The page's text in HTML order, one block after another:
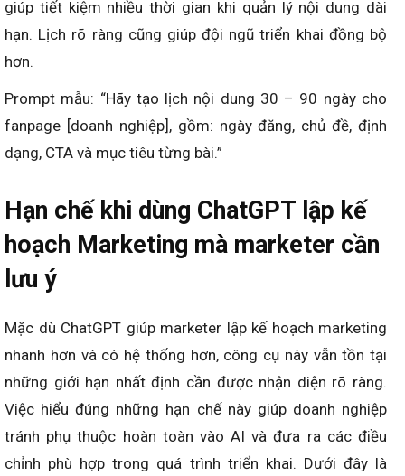
cho doanh nghiệp [ngành] trong 3 tháng, gồm: mục tiêu,
chiến lược, thông điệp, kênh triển khai, KPI và ngân sách.”
Prompt lên lịch nội dung 30–90 ngày
Lịch nội dung giúp marketer duy trì sự ổn định và đồng
đều trên các kênh truyền thông. ChatGPT có thể đề xuất
giúp tiết kiệm nhiều thời gian khi quản lý nội dung dài
hạn. Lịch rõ ràng cũng giúp đội ngũ triển khai đồng bộ
hơn.
fanpage [doanh nghiệp], gồm: ngày đăng, chủ đề, định
dạng, CTA và mục tiêu từng bài.”
Hạn chế khi dùng ChatGPT lập kế
hoạch Marketing mà marketer cần